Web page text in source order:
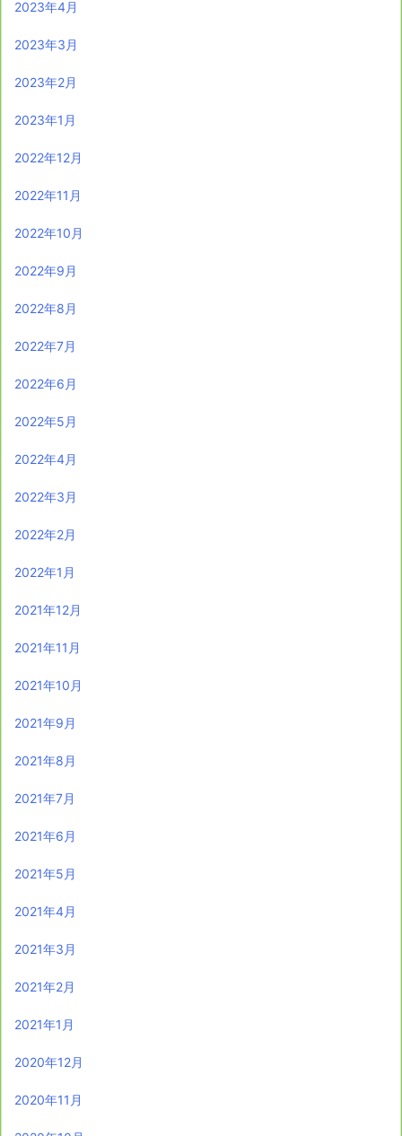
2023年4月
2023年3月
2023年2月
2023年1月
2022年12月
2022年11月
2022年10月
2022年9月
2022年8月
2022年7月
2022年6月
2022年5月
2022年4月
2022年3月
2022年2月
2022年1月
2021年12月
2021年11月
2021年10月
2021年9月
2021年8月
2021年7月
2021年6月
2021年5月
2021年4月
2021年3月
2021年2月
2021年1月
2020年12月
2020年11月